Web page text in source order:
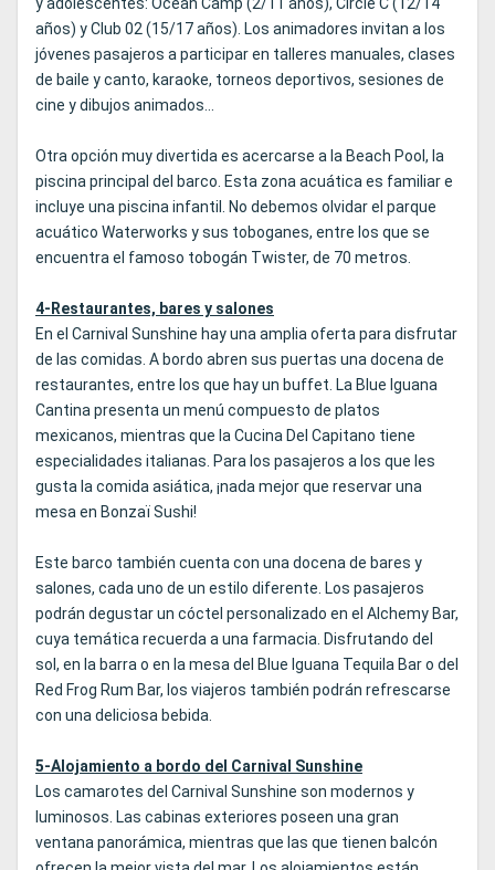
y adolescentes: Ocean Camp (2/11 años), Circle C (12/14
años) y Club 02 (15/17 años). Los animadores invitan a los
jóvenes pasajeros a participar en talleres manuales, clases
de baile y canto, karaoke, torneos deportivos, sesiones de
cine y dibujos animados...
Otra opción muy divertida es acercarse a la Beach Pool, la
piscina principal del barco. Esta zona acuática es familiar e
incluye una piscina infantil. No debemos olvidar el parque
acuático Waterworks y sus toboganes, entre los que se
encuentra el famoso tobogán Twister, de 70 metros.
4-Restaurantes, bares y salones
En el Carnival Sunshine hay una amplia oferta para disfrutar
de las comidas. A bordo abren sus puertas una docena de
restaurantes, entre los que hay un buffet. La Blue Iguana
Cantina presenta un menú compuesto de platos
mexicanos, mientras que la Cucina Del Capitano tiene
especialidades italianas. Para los pasajeros a los que les
gusta la comida asiática, ¡nada mejor que reservar una
mesa en Bonzaï Sushi!
Este barco también cuenta con una docena de bares y
salones, cada uno de un estilo diferente. Los pasajeros
podrán degustar un cóctel personalizado en el Alchemy Bar,
cuya temática recuerda a una farmacia. Disfrutando del
sol, en la barra o en la mesa del Blue Iguana Tequila Bar o del
Red Frog Rum Bar, los viajeros también podrán refrescarse
con una deliciosa bebida.
5-Alojamiento a bordo del Carnival Sunshine
Los camarotes del Carnival Sunshine son modernos y
luminosos. Las cabinas exteriores poseen una gran
ventana panorámica, mientras que las que tienen balcón